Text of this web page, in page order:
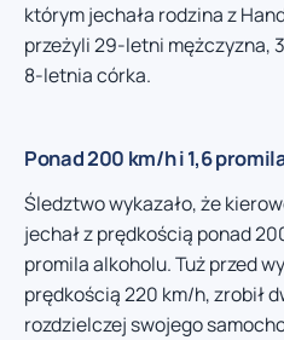
którym jechała rodzina z
przeżyli 29-letni mężczyzna,
8-letnia córka.
Ponad 200 km/h i 1,6
Śledztwo wykazało, że
jechał z prędkością ponad
promila alkoholu. Tuż przed
prędkością 220 km/h, zrobił
rozdzielczej swojego